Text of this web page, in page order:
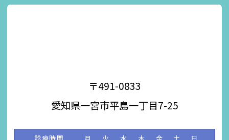
〒491-0833
愛知県一宮市平島一丁目7-25
診療時間 月 火 水 木 金 土
日